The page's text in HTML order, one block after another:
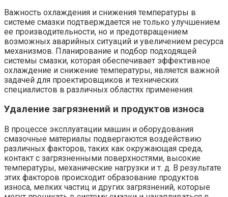
Важность охлаждения и снижения температуры в
системе смазки подтверждается не только улучшением
ее производительности, но и предотвращением
возможных аварийных ситуаций и увеличением ресурса
механизмов. Планирование и подбор подходящей
системы смазки, которая обеспечивает эффективное
охлаждение и снижение температуры, является важной
задачей для проектировщиков и технических
специалистов в различных областях применения.
Удаление загрязнений и продуктов износа
В процессе эксплуатации машин и оборудования
смазочные материалы подвергаются воздействию
различных факторов, таких как окружающая среда,
контакт с загрязненными поверхностями, высокие
температуры, механические нагрузки и т. д. В результате
этих факторов происходит образование продуктов
износа, мелких частиц и других загрязнений, которые